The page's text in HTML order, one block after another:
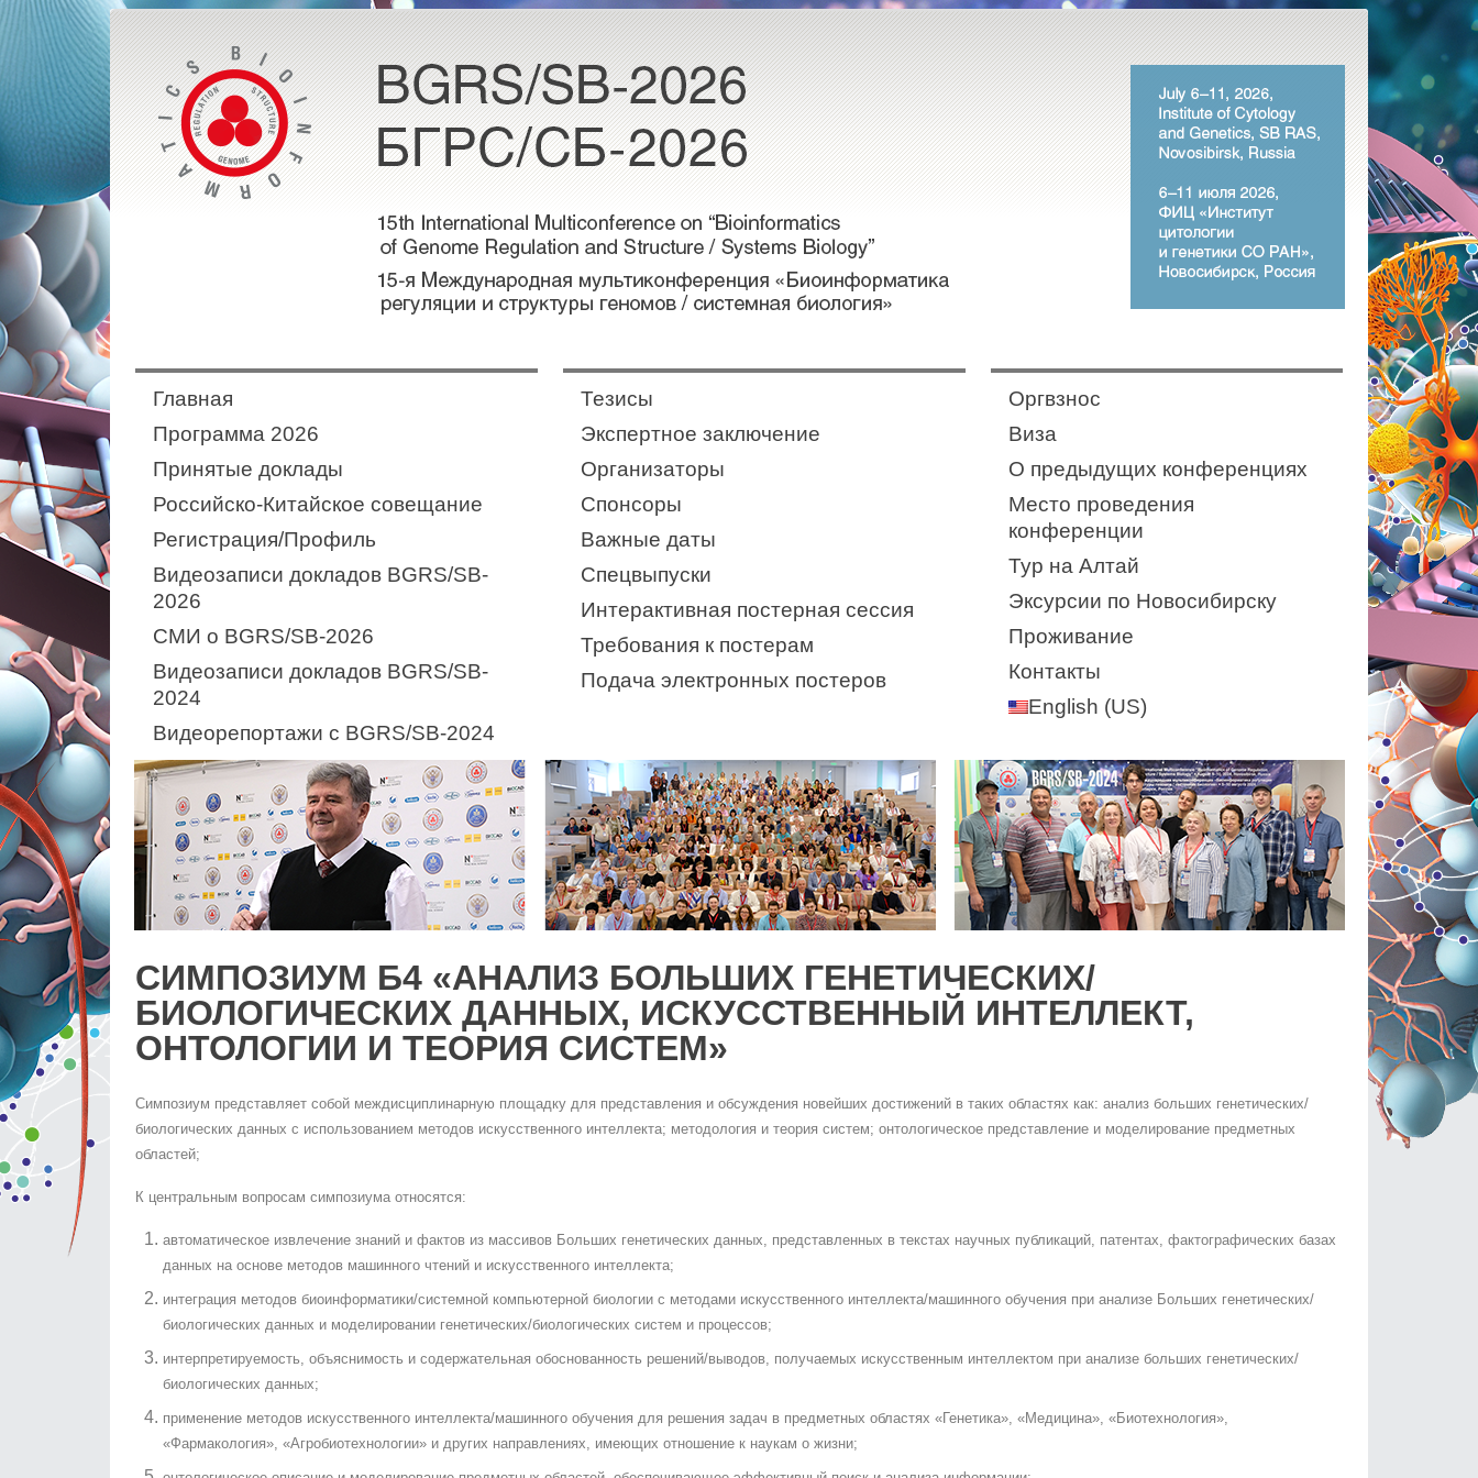
Главная
Программа 2026
Принятые доклады
Российско-Китайское совещание
Регистрация/Профиль
Видеозаписи докладов BGRS/SB-
2026
СМИ о BGRS/SB-2026
Видеозаписи докладов BGRS/SB-
2024
Видеорепортажи с BGRS/SB-2024
Тезисы
Экспертное заключение
Организаторы
Спонсоры
Важные даты
Спецвыпуски
Интерактивная постерная сессия
Требования к постерам
Подача электронных постеров
Оргвзнос
Виза
О предыдущих конференциях
Место проведения
конференции
Тур на Алтай
Эксурсии по Новосибирску
Проживание
Контакты
English (US)
СИМПОЗИУМ Б4 «АНАЛИЗ БОЛЬШИХ ГЕНЕТИЧЕСКИХ/
БИОЛОГИЧЕСКИХ ДАННЫХ, ИСКУССТВЕННЫЙ ИНТЕЛЛЕКТ,
ОНТОЛОГИИ И ТЕОРИЯ СИСТЕМ»
Симпозиум представляет собой междисциплинарную площадку для представления и обсуждения новейших достижений в таких областях как: анализ больших генетических/
биологических данных с использованием методов искусственного интеллекта; методология и теория систем; онтологическое представление и моделирование предметных
областей;
К центральным вопросам симпозиума относятся:
автоматическое извлечение знаний и фактов из массивов Больших генетических данных, представленных в текстах научных публикаций, патентах, фактографических базах
данных на основе методов машинного чтений и искусственного интеллекта;
интеграция методов биоинформатики/системной компьютерной биологии c методами искусственного интеллекта/машинного обучения при анализе Больших генетических/
биологических данных и моделировании генетических/биологических систем и процессов;
интерпретируемость, объяснимость и содержательная обоснованность решений/выводов, получаемых искусственным интеллектом при анализе больших генетических/
биологических данных;
применение методов искусственного интеллекта/машинного обучения для решения задач в предметных областях «Генетика», «Медицина», «Биотехнология»,
«Фармакология», «Агробиотехнологии» и других направлениях, имеющих отношение к наукам о жизни;